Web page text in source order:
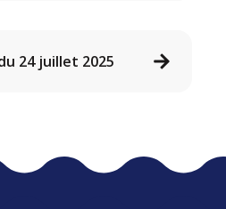
24 juillet 2025